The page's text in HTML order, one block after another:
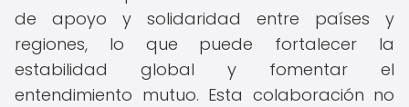
de apoyo y solidaridad entre países y
regiones, lo que puede fortalecer la
estabilidad global y fomentar el
entendimiento mutuo. Esta colaboración no